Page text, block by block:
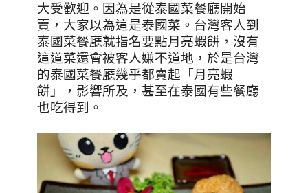
大受歡迎。因為是從泰國菜餐廳開始
賣，大家以為這是泰國菜。台灣客人到
泰國菜餐廳就指名要點月亮蝦餅，沒有
這道菜還會被客人嫌不道地，於是台灣
的泰國菜餐廳幾乎都賣起「月亮蝦
餅」，影響所及，甚至在泰國有些餐廳
也吃得到。